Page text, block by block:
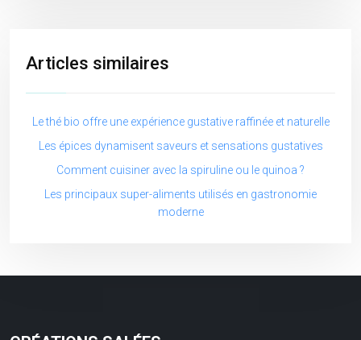
Articles similaires
Le thé bio offre une expérience gustative raffinée et naturelle
Les épices dynamisent saveurs et sensations gustatives
Comment cuisiner avec la spiruline ou le quinoa ?
Les principaux super-aliments utilisés en gastronomie
moderne